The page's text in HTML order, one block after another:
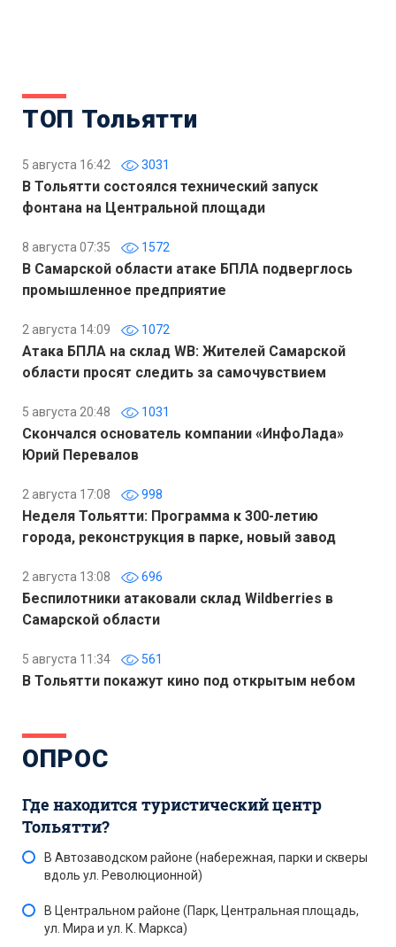
ТОП Тольятти
5 августа 16:42 3031
В Тольятти состоялся технический запуск
фонтана на Центральной площади
8 августа 07:35 1572
В Самарской области атаке БПЛА подверглось
промышленное предприятие
2 августа 14:09 1072
Атака БПЛА на склад WB: Жителей Самарской
области просят следить за самочувствием
5 августа 20:48 1031
Скончался основатель компании «ИнфоЛада»
Юрий Перевалов
2 августа 17:08 998
Неделя Тольятти: Программа к 300-летию
города, реконструкция в парке, новый завод
2 августа 13:08 696
Беспилотники атаковали склад Wildberries в
Самарской области
5 августа 11:34 561
В Тольятти покажут кино под открытым небом
ОПРОС
Где находится туристический центр
Тольятти?
В Автозаводском районе (набережная, парки и скверы
вдоль ул. Революционной)
В Центральном районе (Парк, Центральная площадь,
ул. Мира и ул. К. Маркса)